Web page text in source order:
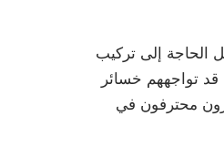
الحاجة إلى تركيب
قد تواجههم خسائر
محترفون في